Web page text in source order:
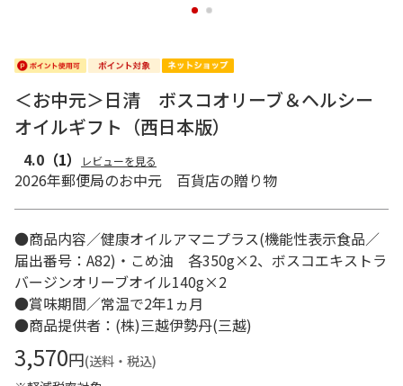
1 2
＜お中元＞日清 ボスコオリーブ＆ヘルシー
オイルギフト（西日本版）
4.0 （1） レビューを見る
2026年郵便局のお中元 百貨店の贈り物
●商品内容／健康オイルアマニプラス(機能性表示食品／
届出番号：A82)・こめ油 各350g×2、ボスコエキストラ
バージンオリーブオイル140g×2
●賞味期間／常温で2年1ヵ月
●商品提供者：(株)三越伊勢丹(三越)
3,570円(送料・税込)